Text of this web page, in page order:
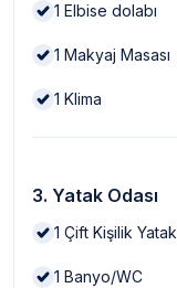
1 Elbise dolabı
1 Makyaj Masası
1 Klima
3. Yatak Odası
1 Çift Kişilik Yatak
1 Banyo/WC